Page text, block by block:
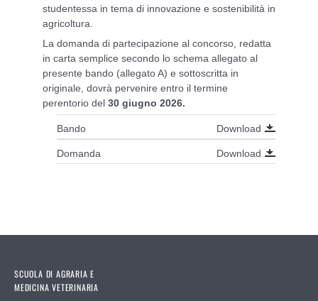
studentessa in tema di innovazione e sostenibilità in
agricoltura.
La domanda di partecipazione al concorso, redatta
in carta semplice secondo lo schema allegato al
presente bando (allegato A) e sottoscritta in
originale, dovrà pervenire entro il termine
perentorio del 30 giugno 2026.
Bando Download
Domanda Download
SCUOLA DI AGRARIA E
MEDICINA VETERINARIA